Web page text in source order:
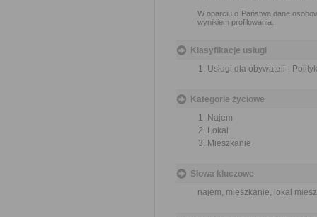
W oparciu o Państwa dane
wynikiem profilowania.
Klasyfikacje usługi
Usługi dla obywateli -
Kategorie życiowe
Najem
Lokal
Mieszkanie
Słowa kluczowe
najem, mieszkanie, lokal